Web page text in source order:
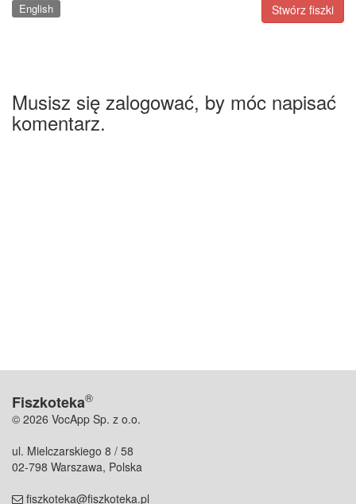
Stwórz fiszki
English
Musisz się zalogować, by móc napisać
komentarz.
Fiszkoteka®
© 2026 VocApp Sp. z o.o.
ul. Mielczarskiego 8 / 58
02-798 Warszawa, Polska
fiszkoteka@fiszkoteka.pl